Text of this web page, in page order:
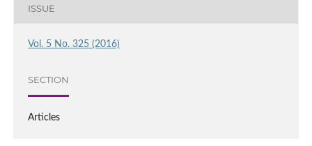
ISSUE
Vol. 5 No. 325 (2016)
SECTION
Articles